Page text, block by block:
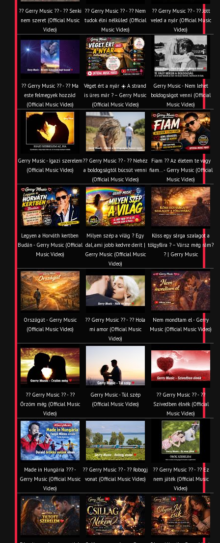
?? Gerry Music ?? - ?? Senki
nem szeret (Official Music
Video)
?? Gerry Music ?? - ?? Nem
tudok élni nélküled (Official
Music Video)
?? Gerry Music ?? - ?? Jött
veled a nyár (Official Music
Video)
?? Gerry Music ?? - ?? Ma
este felmegyek hozzád
(Official Music Video)
Véget ért a nyár ☀️ A strand
is üres már ? – Gerry Music
(Official Music Video)
Gerry Music - Nem lehet
boldogságot venni (Official
Music Video)
Gerry Music - Igazi szerelem
(Official Music Video)
?? Gerry Music ?? - ?? Nehéz
a boldogságtól búcsút venni
(Official Music Video)
Fiam ?‍? Az életem te vagy
fiam... - Gerry Music (Official
Music Video)
Legyen a Horváth kertben
Budán - Gerry Music (Official
Music Video)
Milyen szép a világ ? Egy
dal, ami jobb kedvre derít |
Gerry Music (Official Music
Video)
Köss egy sárga szalagot a
tölgyfára ?️ – Vársz még rám?
? | Gerry Music
Országút - Gerry Music
(Official Music Video)
?? Gerry Music ?? - ?? Hola
mi amor (Official Music
Video)
Nem mondtam el - Gerry
Music (Official Music Video)
?? Gerry Music ?? - ??
Őrzöm még (Official Music
Video)
Gerry Music - Túl szép
(Official Music Video)
?? Gerry Music ?? - ??
Szívedben élnék (Official
Music Video)
Made in Hungária ??? -
Gerry Music (Official Music
Video)
?? Gerry Music ?? - ?? Robogj
vonat (Official Music Video)
?? Gerry Music ?? - ?? Ez
nem játék (Official Music
Video)